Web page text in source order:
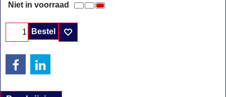
Niet in voorraad
Bestel